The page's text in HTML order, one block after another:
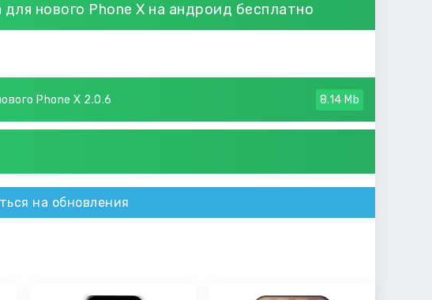
нового Phone X на андроид бесплатно
Phone X 2.0.6 8.14 Mb
на обновления